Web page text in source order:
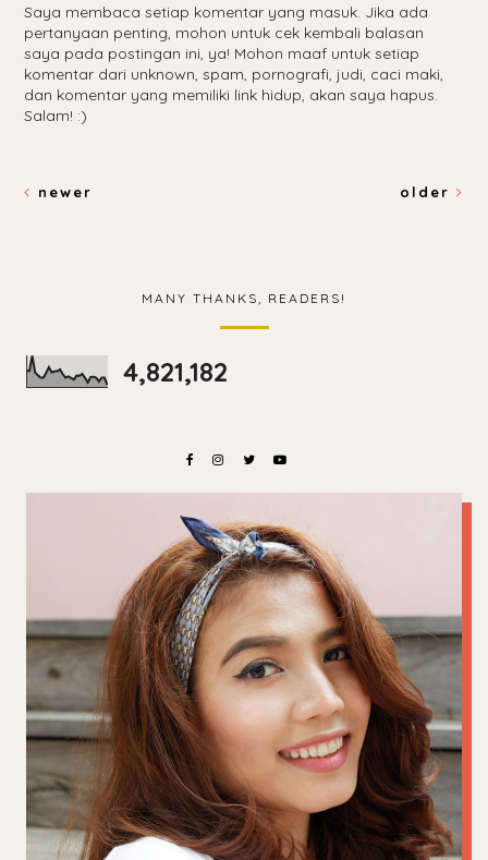
Saya membaca setiap komentar yang masuk. Jika ada
pertanyaan penting, mohon untuk cek kembali balasan
saya pada postingan ini, ya! Mohon maaf untuk setiap
komentar dari unknown, spam, pornografi, judi, caci maki,
dan komentar yang memiliki link hidup, akan saya hapus.
Salam! :)
newer older
MANY THANKS, READERS!
4,821,182